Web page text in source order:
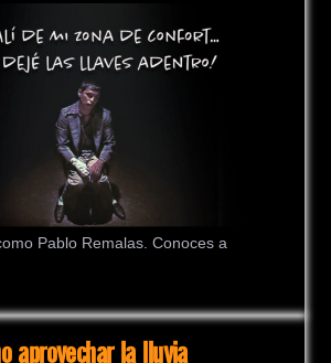
Pablo Remalas. Conoces a
aprovechar la lluvia